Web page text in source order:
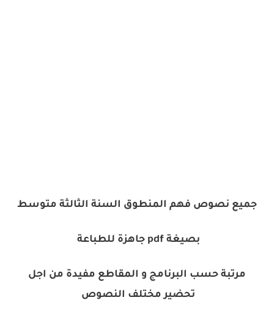
جميع نصوص فهم المنطوق السنة الثالثة متوسط
بصيغة pdf جاهزة للطباعة
مرتبة حسب البرنامج و المقاطع مفيدة من اجل
تحضير مختلف النصوص